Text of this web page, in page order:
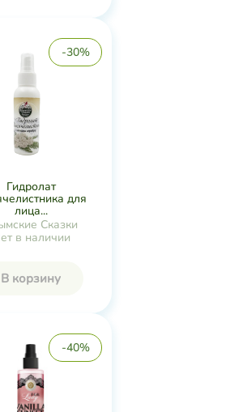
-30%
Гидролат
для
лица...
Сказки
в наличии
В корзину
-40%